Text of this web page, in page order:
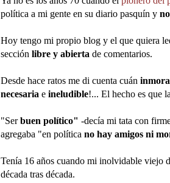
política a mi gente en su diario pasquín y
Hoy tengo mi propio blog y el que quiera
sección libre y abierta de comentarios.
Desde hace ratos me di cuenta cuán
necesaria e ineludible!... El hecho es que
"Serbuen político" -decía mi tata con
agregaba "en política no hay amigos ni
Tenía 16 años cuando mi inolvidable viejo
década tras década.